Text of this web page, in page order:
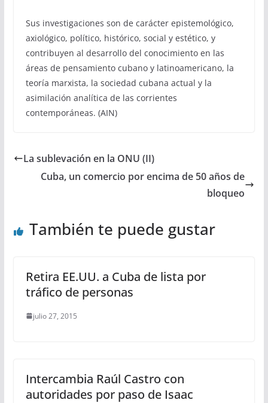
Sus investigaciones son de carácter epistemológico,
axiológico, político, histórico, social y estético, y
contribuyen al desarrollo del conocimiento en las
áreas de pensamiento cubano y latinoamericano, la
teoría marxista, la sociedad cubana actual y la
asimilación analítica de las corrientes
contemporáneas. (AIN)
La sublevación en la ONU (II)
Cuba, un comercio por encima de 50 años de
bloqueo
También te puede gustar
Retira EE.UU. a Cuba de lista por
tráfico de personas
julio 27, 2015
Intercambia Raúl Castro con
autoridades por paso de Isaac